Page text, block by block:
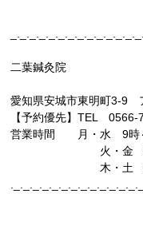
二葉鍼灸院
愛知県安城市東明町3-9
【予約優先】TEL 0566-
営業時間 月・水 9時
火・金 9時～12
木・土 9時